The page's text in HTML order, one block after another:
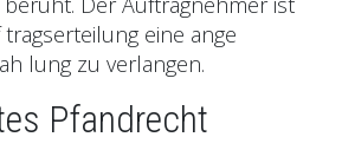
eine ange
lung zu verlangen.
Pfandrecht